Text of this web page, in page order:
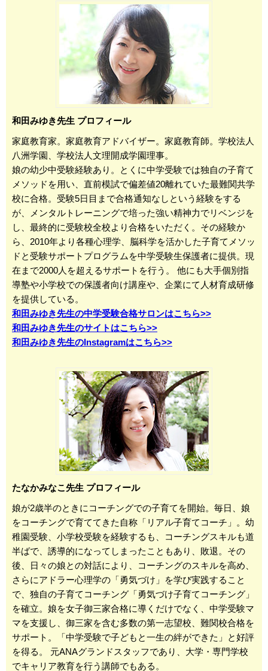
和田みゆき先生 プロフィール
家庭教育家。家庭教育アドバイザー。家庭教育師。学校法人
八洲学園、学校法人文理開成学園理事。
娘の幼少中受験経験あり。とくに中学受験では独自の子育て
メソッドを用い、直前模試で偏差値20離れていた最難関共学
校に合格。受験5日目まで合格通知なしという経験をする
が、メンタルトレーニングで培った強い精神力でリベンジを
し、最終的に受験校全校より合格をいただく。その経験か
ら、2010年より各種心理学、脳科学を活かした子育てメソッ
ドと受験サポートプログラムを中学受験生保護者に提供。現
在まで2000人を超えるサポートを行う。 他にも大手個別指
導塾や小学校での保護者向け講座や、企業にて人材育成研修
を提供している。
和田みゆき先生の中学受験合格サロンはこちら>>
和田みゆき先生のサイトはこちら>>
和田みゆき先生のInstagramはこちら>>
たなかみなこ先生 プロフィール
娘が2歳半のときにコーチングでの子育てを開始。毎日、娘
をコーチングで育ててきた自称「リアル子育てコーチ」。幼
稚園受験、小学校受験を経験するも、コーチングスキルも道
半ばで、誘導的になってしまったこともあり、敗退。その
後、日々の娘との対話により、コーチングのスキルを高め、
さらにアドラー心理学の「勇気づけ」を学び実践すること
で、独自の子育てコーチング「勇気づけ子育てコーチング」
を確立。娘を女子御三家合格に導くだけでなく、中学受験マ
マを支援し、御三家を含む多数の第一志望校、難関校合格を
サポート。「中学受験で子どもと一生の絆ができた」と好評
を得る。 元ANAグランドスタッフであり、大学・専門学校
でキャリア教育を行う講師でもある。